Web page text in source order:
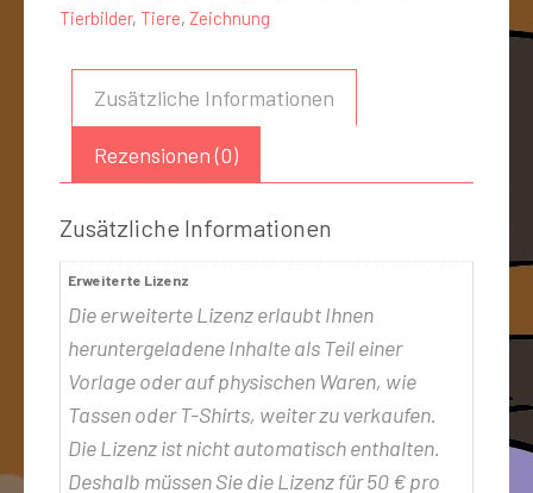
Tierbilder, Tiere, Zeichnung
Zusätzliche Informationen
Rezensionen (0)
Zusätzliche Informationen
Erweiterte Lizenz
Die erweiterte Lizenz erlaubt Ihnen
heruntergeladene Inhalte als Teil einer
Vorlage oder auf physischen Waren, wie
Tassen oder T-Shirts, weiter zu verkaufen.
Die Lizenz ist nicht automatisch enthalten.
Deshalb müssen Sie die Lizenz für 50 € pro